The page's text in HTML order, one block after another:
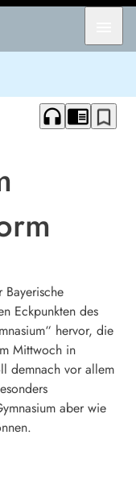
headphones chrome_reader_mode bookmark_border
Eckpunkten des
hervor, die
Mittwoch in
demnach vor allem
aber wie